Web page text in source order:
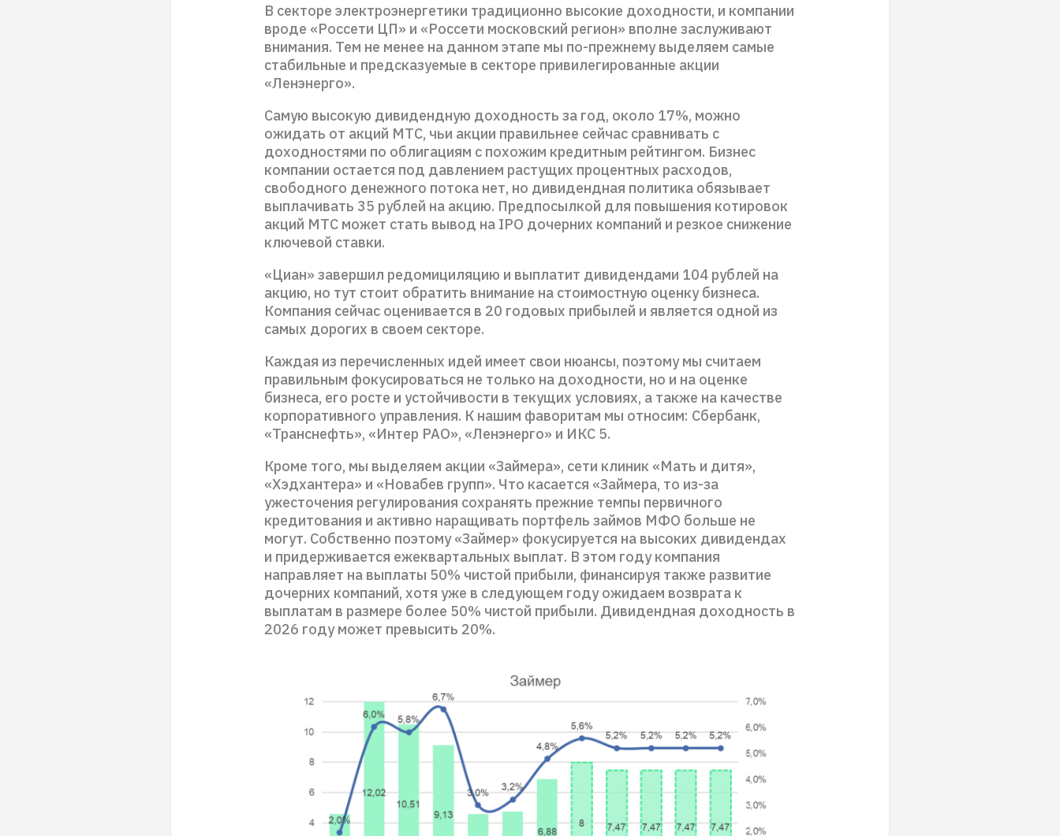
В секторе электроэнергетики традиционно высокие доходности, и компании
вроде «Россети ЦП» и «Россети московский регион» вполне заслуживают
внимания. Тем не менее на данном этапе мы по-прежнему выделяем самые
стабильные и предсказуемые в секторе привилегированные акции
«Ленэнерго».
Самую высокую дивидендную доходность за год, около 17%, можно
ожидать от акций МТС, чьи акции правильнее сейчас сравнивать с
доходностями по облигациям с похожим кредитным рейтингом. Бизнес
компании остается под давлением растущих процентных расходов,
свободного денежного потока нет, но дивидендная политика обязывает
выплачивать 35 рублей на акцию. Предпосылкой для повышения котировок
акций МТС может стать вывод на IPO дочерних компаний и резкое снижение
ключевой ставки.
«Циан» завершил редомициляцию и выплатит дивидендами 104 рублей на
акцию, но тут стоит обратить внимание на стоимостную оценку бизнеса.
Компания сейчас оценивается в 20 годовых прибылей и является одной из
самых дорогих в своем секторе.
Каждая из перечисленных идей имеет свои нюансы, поэтому мы считаем
правильным фокусироваться не только на доходности, но и на оценке
бизнеса, его росте и устойчивости в текущих условиях, а также на качестве
корпоративного управления. К нашим фаворитам мы относим: Сбербанк,
«Транснефть», «Интер РАО», «Ленэнерго» и ИКС 5.
Кроме того, мы выделяем акции «Займера», сети клиник «Мать и дитя»,
«Хэдхантера» и «Новабев групп». Что касается «Займера, то из-за
ужесточения регулирования сохранять прежние темпы первичного
кредитования и активно наращивать портфель займов МФО больше не
могут. Собственно поэтому «Займер» фокусируется на высоких дивидендах
и придерживается ежеквартальных выплат. В этом году компания
направляет на выплаты 50% чистой прибыли, финансируя также развитие
дочерних компаний, хотя уже в следующем году ожидаем возврата к
выплатам в размере более 50% чистой прибыли. Дивидендная доходность в
2026 году может превысить 20%.